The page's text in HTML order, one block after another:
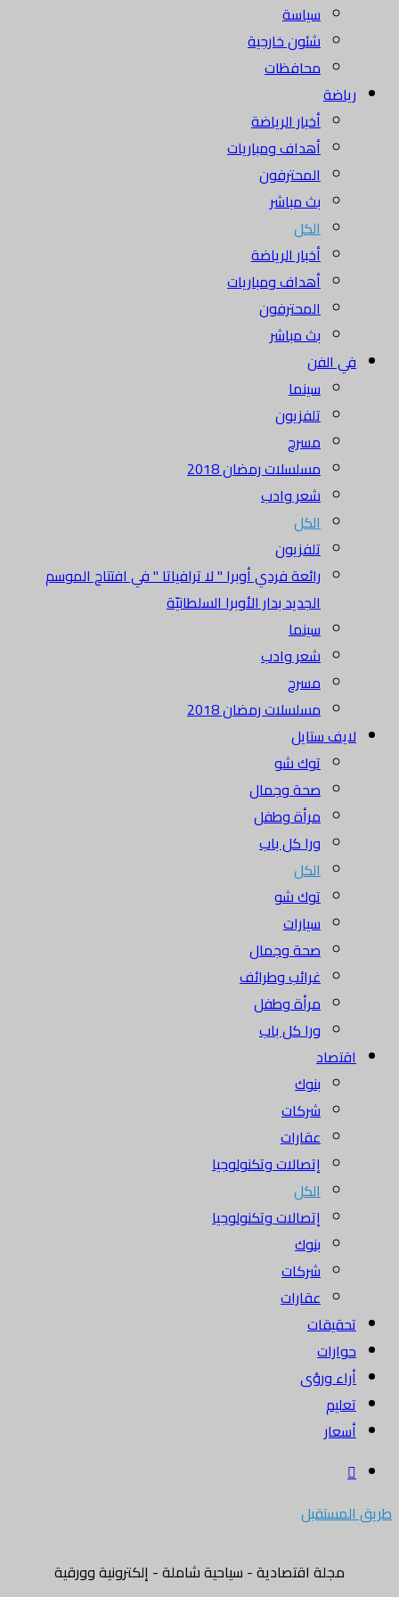
سياسة
شئون خارجية
محافظات
رياضة
أخبار الرياضة
أهداف ومباريات
المحترفون
بث مباشر
الكل
أخبار الرياضة
أهداف ومباريات
المحترفون
بث مباشر
في الفن
سينما
تلفزيون
مسرح
مسلسلات رمضان 2018
شعر وادب
الكل
تلفزيون
رائعة فردي أوبرا " لا ترافياتا " في افتتاح الموسم
الجديد بدار الأوبرا السلطانيّة
سينما
شعر وادب
مسرح
مسلسلات رمضان 2018
لايف ستايل
توك شو
صحة وجمال
مرأة وطفل
ورا كل باب
الكل
توك شو
سيارات
صحة وجمال
غرائب وطرائف
مرأة وطفل
ورا كل باب
اقتصاد
بنوك
شركات
عقارات
إتصالات وتكنولوجيا
الكل
إتصالات وتكنولوجيا
بنوك
شركات
عقارات
تحقيقات
حوارات
أراء ورؤى
تعليم
أسعار
بحث
طريق المستقبل
مجلة اقتصادية - سياحية شاملة - إلكترونية وورقية